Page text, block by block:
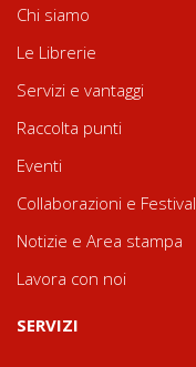
Chi siamo
Le Librerie
Servizi e vantaggi
Raccolta punti
Eventi
Collaborazioni e Festival
Notizie e Area stampa
Lavora con noi
SERVIZI